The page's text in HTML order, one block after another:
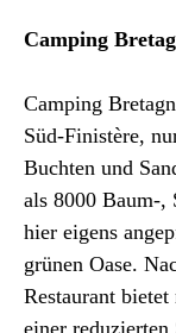
Camping
Camping
Süd-Finistère,
Buchten und
als 8000 Baum-,
hier eigens
grünen Oase.
Restaurant
einer reduzierten